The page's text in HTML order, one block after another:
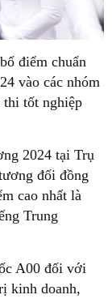
điểm chuẩn
vào các nhóm
thi tốt nghiệp
2024 tại Trụ
đối đồng
cao nhất là
Trung
A00 đối với
kinh doanh,